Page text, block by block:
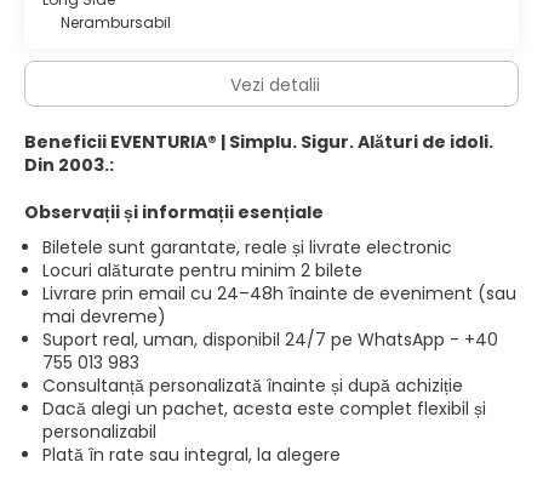
Nerambursabil
Vezi detalii
Beneficii EVENTURIA® | Simplu. Sigur. Alături de idoli.
Din 2003.:
Observații și informații esențiale
Biletele sunt garantate, reale și livrate electronic
Locuri alăturate pentru minim 2 bilete
Livrare prin email cu 24–48h înainte de eveniment (sau
mai devreme)
Suport real, uman, disponibil 24/7 pe WhatsApp - +40
755 013 983
Consultanță personalizată înainte și după achiziție
Dacă alegi un pachet, acesta este complet flexibil și
personalizabil
Plată în rate sau integral, la alegere